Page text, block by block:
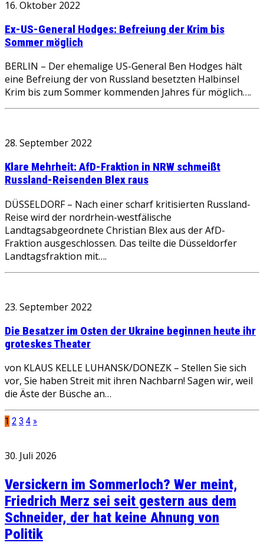
16. Oktober 2022
Ex-US-General Hodges: Befreiung der Krim bis
Sommer möglich
BERLIN – Der ehemalige US-General Ben Hodges hält
eine Befreiung der von Russland besetzten Halbinsel
Krim bis zum Sommer kommenden Jahres für möglich….
28. September 2022
Klare Mehrheit: AfD-Fraktion in NRW schmeißt
Russland-Reisenden Blex raus
DÜSSELDORF – Nach einer scharf kritisierten Russland-
Reise wird der nordrhein-westfälische
Landtagsabgeordnete Christian Blex aus der AfD-
Fraktion ausgeschlossen. Das teilte die Düsseldorfer
Landtagsfraktion mit….
23. September 2022
Die Besatzer im Osten der Ukraine beginnen heute ihr
groteskes Theater
von KLAUS KELLE LUHANSK/DONEZK – Stellen Sie sich
vor, Sie haben Streit mit ihren Nachbarn! Sagen wir, weil
die Äste der Büsche an…
1 2 3 4 »
30. Juli 2026
Versickern im Sommerloch? Wer meint,
Friedrich Merz sei seit gestern aus dem
Schneider, der hat keine Ahnung von
Politik